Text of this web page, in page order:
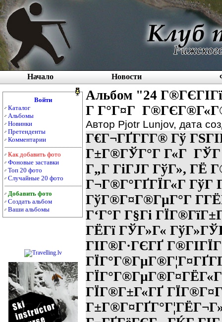
Начало Новости
Войти
Каталог
Альбомы
Новинки
Претенденты
Комментарии
Как добавить фото
Фоновые заставки
Топ 20 фото
Случайные 20 фото
Добавить фото
Создать альбом
Ваши альбомы
Альбом "24
Г Г°Г¤Г
Автор Pjotr Lunjov, дата
Г€Г¬ГҐГ­Г­Г® Гў
Г±Г®ГЎГ°Г Г«Г ГЎГ
Г„Г ГіГЈГ ГўГ», ГЁ
Г¬Г®Г°ГҐГЇГ«Г
ГўГ®Г¤Г®ГµГ°Г
Г‘Г°Г Г§Гі
ГЁГї ГЎГ»Г«
ГІГ®Г·ГЄГҐ
ГЇГ®Г±Г«ГҐ